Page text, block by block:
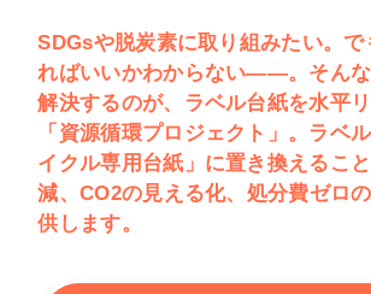
SDGsや脱炭素に取り組みたい。で
ればいいかわからない——。そん
解決するのが、ラベル台紙を水平
「資源循環プロジェクト」。ラベ
イクル専用台紙」に置き換えるこ
減、CO2の見える化、処分費ゼロ
供します。